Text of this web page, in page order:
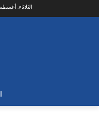
الثلاثاء, أغسطس 4,